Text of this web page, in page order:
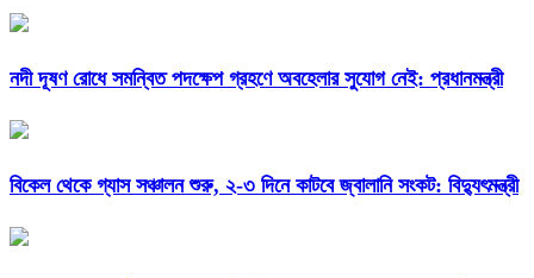
নদী দূষণ রোধে সমন্বিত পদক্ষেপ গ্রহণে অবহেলার সুযোগ নেই: প্রধানমন্ত্রী
বিকেল থেকে গ্যাস সঞ্চালন শুরু, ২-৩ দিনে কাটবে জ্বালানি সংকট: বিদ্যুৎমন্ত্রী